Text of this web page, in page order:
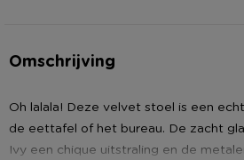
Omschrijving
Oh lalala! Deze velvet stoel is een
de eettafel of het bureau. De zacht
Ivy een chique uitstraling en de